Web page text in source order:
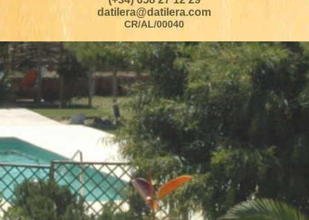
datilera@datilera.com
CR/AL/00040